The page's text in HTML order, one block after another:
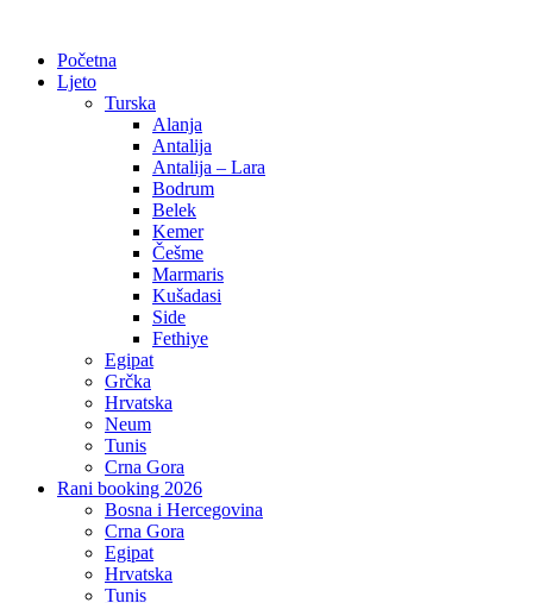
Početna
Ljeto
Turska
Alanja
Antalija
Antalija – Lara
Bodrum
Belek
Kemer
Češme
Marmaris
Kušadasi
Side
Fethiye
Egipat
Grčka
Hrvatska
Neum
Tunis
Crna Gora
Rani booking 2026
Bosna i Hercegovina
Crna Gora
Egipat
Hrvatska
Tunis